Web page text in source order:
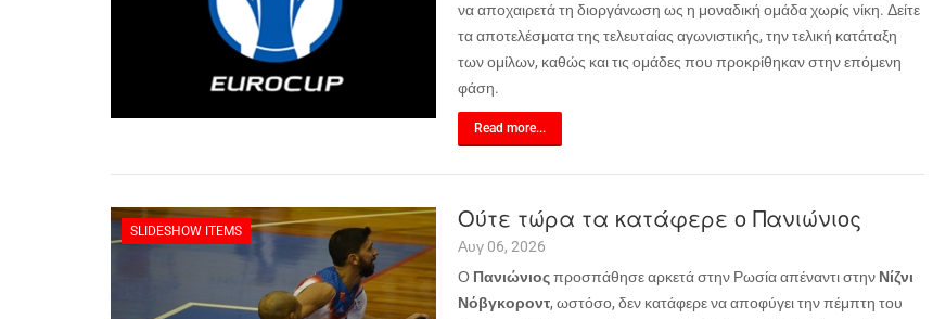
να αποχαιρετά τη διοργάνωση ως η μοναδική ομάδα χωρίς νίκη. Δείτε
τα αποτελέσματα της τελευταίας αγωνιστικής, την τελική κατάταξη
των ομίλων, καθώς και τις ομάδες που προκρίθηκαν στην επόμενη
φάση.
Read more...
SLIDESHOW ITEMS Ούτε τώρα τα κατάφερε ο Πανιώνιος
Αυγ 06, 2026
Ο Πανιώνιοςπροσπάθησε αρκετά στην Ρωσία απέναντι στην Νίζνι
Νόβγκοροντ, ωστόσο, δεν κατάφερε να αποφύγει την πέμπτη του